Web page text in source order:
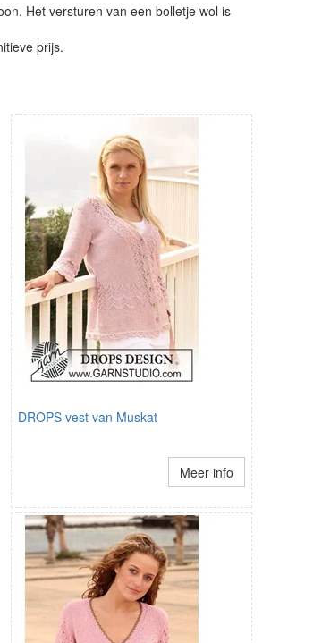
Het versturen van een bolletje wol is
prijs.
DROPS vest van Muskat
Meer info